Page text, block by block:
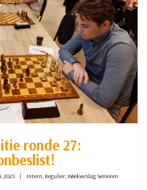
ronde 27:
2025 Intern, Regulier,Weekverslag Senioren